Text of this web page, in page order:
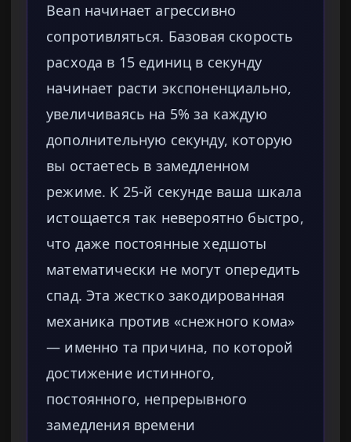
Bean начинает агрессивно
сопротивляться. Базовая скорость
расхода в 15 единиц в секунду
начинает расти экспоненциально,
увеличиваясь на 5% за каждую
дополнительную секунду, которую
вы остаетесь в замедленном
режиме. К 25-й секунде ваша шкала
истощается так невероятно быстро,
что даже постоянные хедшоты
математически не могут опередить
спад. Эта жестко закодированная
механика против «снежного кома»
— именно та причина, по которой
достижение истинного,
постоянного, непрерывного
замедления времени